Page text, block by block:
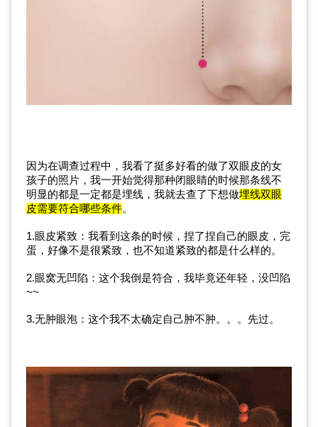
因为在调查过程中，我看了挺多好看的做了双眼皮的女
孩子的照片，我一开始觉得那种闭眼睛的时候那条线不
明显的都是一定都是埋线，我就去查了下想做埋线双眼
皮需要符合哪些条件。
1.眼皮紧致：我看到这条的时候，捏了捏自己的眼皮，完
蛋，好像不是很紧致，也不知道紧致的都是什么样的。
2.眼窝无凹陷：这个我倒是符合，我毕竟还年轻，没凹陷
~~
3.无肿眼泡：这个我不太确定自己肿不肿。。。先过。